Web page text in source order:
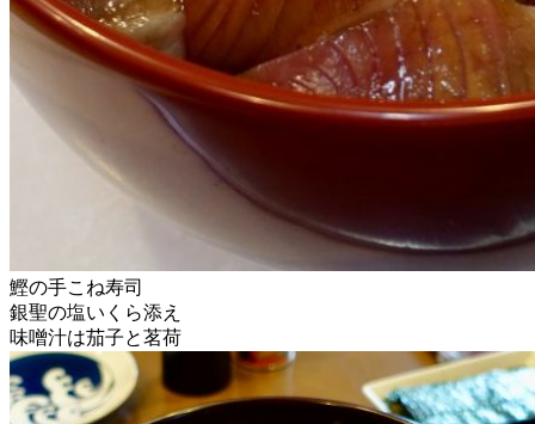
鰹の手こね寿司
銀聖の塩いくら添え
味噌汁は茄子と茗荷